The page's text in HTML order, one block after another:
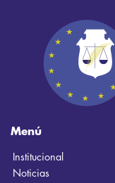
Menú
Institucional
Noticias